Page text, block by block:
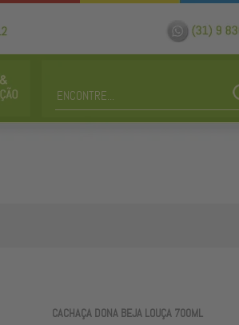
CACHAÇA DONA BEJA LOUÇA 700ML